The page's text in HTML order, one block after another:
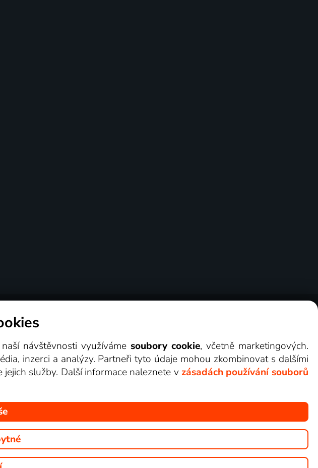
pořadů TV stanic, které můžete sledovat v Lepší.TV.
návštěvnosti využívámesoubory cookie, včetně marketingových.
inzerci a analýzy. Partneři tyto údaje mohou zkombinovat s dalšími
služby. Další informace naleznete v zásadách používání souborů